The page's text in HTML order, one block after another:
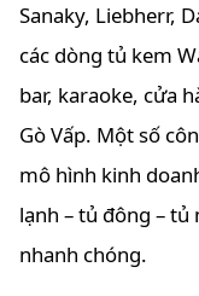
Sanaky, Liebherr,
các dòng tủ kem
bar, karaoke, cửa
Gò Vấp. Một số
mô hình kinh
lạnh – tủ đông –
nhanh chóng.